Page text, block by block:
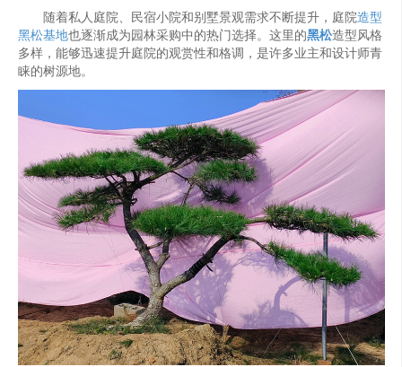
随着私人庭院、民宿小院和别墅景观需求不断提升，庭院造型
黑松基地也逐渐成为园林采购中的热门选择。这里的黑松造型风格
多样，能够迅速提升庭院的观赏性和格调，是许多业主和设计师青
睐的树源地。